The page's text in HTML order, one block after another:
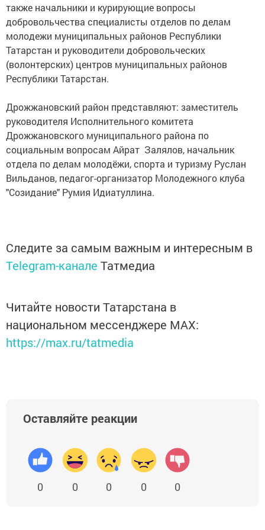
также начальники и курирующие вопросы
добровольчества специалисты отделов по делам
молодежи муниципальных районов Республики
Татарстан и руководители добровольческих
(волонтерских) центров муниципальных районов
Республики Татарстан.
Дрожжановский район представляют: заместитель
руководителя Исполнительного комитета
Дрожжановского муниципального района по
социальным вопросам Айрат Залялов, начальник
отдела по делам молодёжи, спорта и туризму Руслан
Вильданов, педагог-организатор Молодежного клуба
"Созидание" Румия Идиатуллина.
Следите за самым важным и интересным в
Telegram-канале Татмедиа
Читайте новости Татарстана в
национальном мессенджере MАХ:
https://max.ru/tatmedia
Оставляйте реакции
0 0 0 0 0